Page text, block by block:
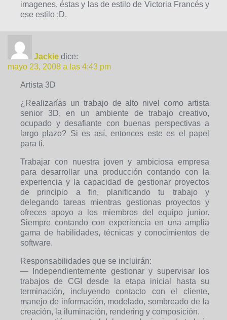
imagenes, éstas y las de estilo de Victoria Francés y
ese estilo :D.
Jackie dice:
mayo 23, 2008 a las 4:43 pm
Artista 3D
¿Realizarías un trabajo de alto nivel como artista
senior 3D, en un ambiente de trabajo creativo,
ocupado y desafiante con buenas perspectivas a
largo plazo? Si es así, entonces este es el papel
para ti.
Trabajar con nuestra joven y ambiciosa empresa
para desarrollar una producción contando con la
experiencia y la capacidad de gestionar proyectos
de principio a fin, planificando tu trabajo y
delegando tareas mientras gestionas proyectos y
ofreces apoyo a los miembros del equipo junior.
Siempre contando con experiencia en una amplia
gama de habilidades, técnicas y conocimientos de
software.
Responsabilidades que se incluirán:
— Independientemente gestionar y supervisar los
trabajos de CGI desde la etapa inicial hasta su
terminación, incluyendo contacto con el cliente,
manejo de información, modelado, sombreado de la
creación, la iluminación, rendering y composición.